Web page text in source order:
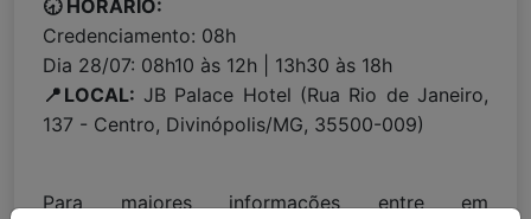
🕣 HORÁRIO:
Credenciamento: 08h
Dia 28/07: 08h10 às 12h | 13h30 às 18h
📍LOCAL: JB Palace Hotel (Rua Rio de Janeiro,
137 - Centro, Divinópolis/MG, 35500-009)
Para maiores informações entre em